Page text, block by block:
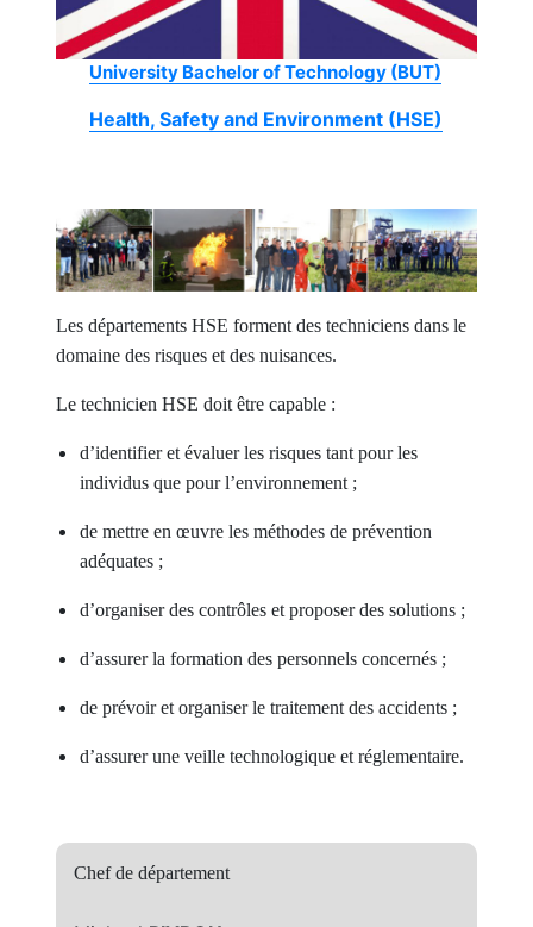
University Bachelor of Technology (BUT)
Health, Safety and Environment (HSE)
Les départements HSE forment des techniciens dans le
domaine des risques et des nuisances.
Le technicien HSE doit être capable :
d’identifier et évaluer les risques tant pour les
individus que pour l’environnement ;
de mettre en œuvre les méthodes de prévention
adéquates ;
d’organiser des contrôles et proposer des solutions ;
d’assurer la formation des personnels concernés ;
de prévoir et organiser le traitement des accidents ;
d’assurer une veille technologique et réglementaire.
Chef de département